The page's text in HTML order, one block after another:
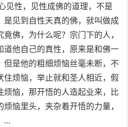
见性，见性成佛的道理，不是
是见到自性天真的佛，就叫做成
佛，为什么呢？宗门下的人，
道他自己的真性，原来是和佛一
是他的粗细烦恼丝毫未断，不
烦恼，举止就和圣人相近，假
恼，那开悟的人造起业来，比
恼里头，夹杂着开悟的力量，
…